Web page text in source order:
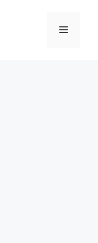
Menu